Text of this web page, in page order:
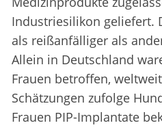
Industriesilikon geliefert.
als reißanfälliger als
Allein in Deutschland
Frauen betroffen,
Schätzungen zufolge
Frauen PIP-Implantate